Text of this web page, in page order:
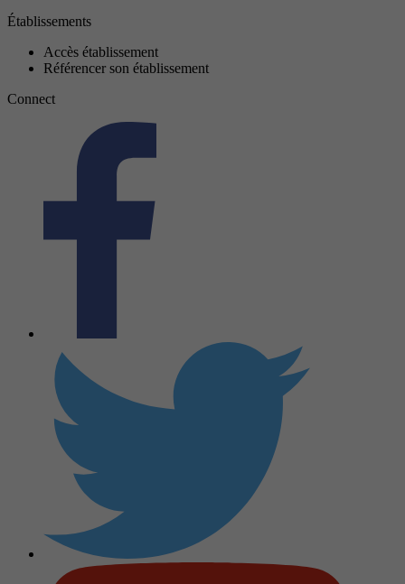
Établissements
Accès établissement
Référencer son établissement
Connect